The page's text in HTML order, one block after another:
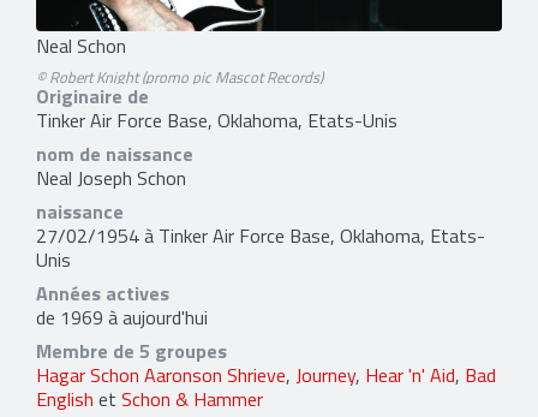
Neal Schon
© Robert Knight (promo pic Mascot Records)
Originaire de
Tinker Air Force Base, Oklahoma, Etats-Unis
nom de naissance
Neal Joseph Schon
naissance
27/02/1954 à Tinker Air Force Base, Oklahoma, Etats-
Unis
Années actives
de 1969 à aujourd'hui
Membre de 5 groupes
Hagar Schon Aaronson Shrieve, Journey, Hear 'n' Aid, Bad
English et Schon & Hammer